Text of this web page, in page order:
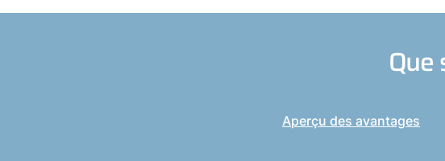
Que
Aperçu des avantages